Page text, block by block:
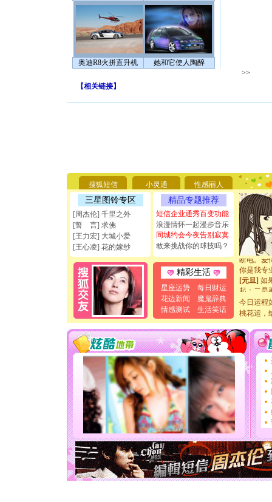
奥迪R8火拼直升机 她和它使人陶醉
>>
【相关链接】
搜狐短信 小灵通 性感丽人
三星图铃专区
[周杰伦] 千里之外
[誓 言] 求佛
[王力宏] 大城小爱
[王心凌] 花的嫁纱
精品专题推荐
短信企业通秀百变功能
浪漫情怀一起漫步音乐
同城约会今夜告别寂寞
敢来挑战你的球技吗？
精彩生活
星座运势
每日财运
花边新闻
魔鬼辞典
情感测试
生活笑话
你太多，
要平安
[圣诞节]
能正大光
天都要快
[圣诞节]
如意,快
[元旦]看
断电。爱
你是我专
[元旦] 如
起；二是
离。水
[元旦]当
泣，这痛
卖了。水
[春节]风
颜！冬
道一声
[春节]
传
片叶子
送你一
[圣诞节]
你太多
要平安
[圣诞节]
能正大光
天都要快
[圣诞节]
如意,快
[元旦]看
今日运程
桃花运，